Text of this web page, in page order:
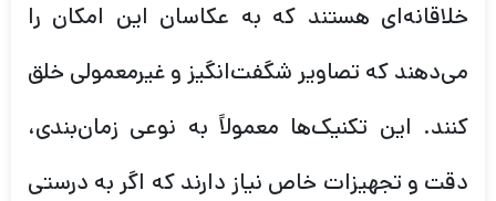
خلاقانه‌ای هستند که به عکاسان این امکان را
می‌دهند که تصاویر شگفت‌انگیز و غیرمعمولی خلق
کنند. این تکنیک‌ها معمولاً به نوعی زمان‌بندی،
دقت و تجهیزات خاص نیاز دارند که اگر به درستی